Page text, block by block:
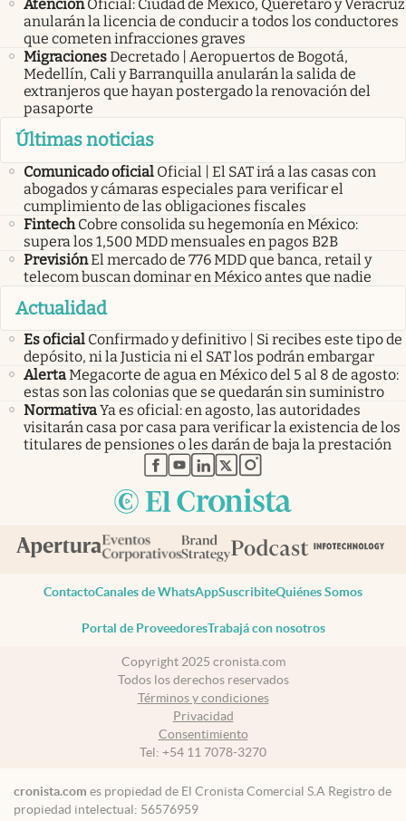
Atención Oficial: Ciudad de México, Querétaro y Veracruz
anularán la licencia de conducir a todos los conductores
que cometen infracciones graves
MigracionesDecretado | Aeropuertos de Bogotá,
Medellín, Cali y Barranquilla anularán la salida de
extranjeros que hayan postergado la renovación del
pasaporte
Últimas noticias
Comunicado oficial Oficial | El SAT irá a las casas con
abogados y cámaras especiales para verificar el
cumplimiento de las obligaciones fiscales
Fintech Cobre consolida su hegemonía en México:
supera los 1,500 MDD mensuales en pagos B2B
PrevisiónEl mercado de 776 MDD que banca, retail y
telecom buscan dominar en México antes que nadie
Actualidad
Es oficial Confirmado y definitivo | Si recibes este tipo de
depósito, ni la Justicia ni el SAT los podrán embargar
AlertaMegacorte de agua en México del 5 al 8 de agosto:
estas son las colonias que se quedarán sin suministro
NormativaYa es oficial: en agosto, las autoridades
visitarán casa por casa para verificar la existencia de los
titulares de pensiones o les darán de baja la prestación
abre en nueva pestaña
abre en nueva pestaña
abre en nueva pestaña
abre en nueva pestaña
abre en nueva pestaña
ContactoCanales de WhatsAppSuscribiteQuiénes Somos
Portal de ProveedoresTrabajá con nosotros
Copyright 2025 cronista.com
Todos los derechos reservados
Términos y condiciones
Privacidad
Consentimiento
Tel: +54 11 7078-3270
cronista.com es propiedad de El Cronista Comercial S.A Registro de
propiedad intelectual: 56576959